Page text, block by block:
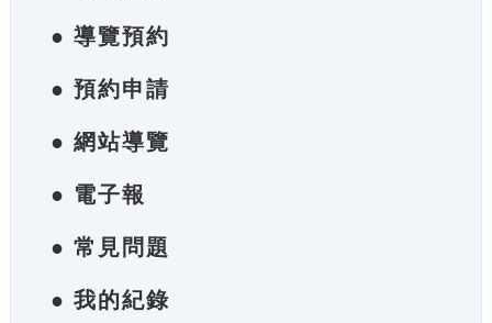
● 導覽預約
● 預約申請
● 網站導覽
● 電子報
● 常見問題
● 我的紀錄